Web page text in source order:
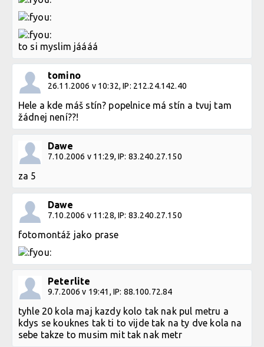
to si myslim jáááá
tomino
26.11.2006 v 10:32, IP: 212.24.142.40
Hele a kde máš stín? popelnice má stín a tvuj tam
žádnej není??!
Dawe
7.10.2006 v 11:29, IP: 83.240.27.150
za 5
Dawe
7.10.2006 v 11:28, IP: 83.240.27.150
fotomontáž jako prase
Peterlite
9.7.2006 v 19:41, IP: 88.100.72.84
tyhle 20 kola maj kazdy kolo tak nak pul metru a
kdys se kouknes tak ti to vijde tak na ty dve kola na
sebe takze to musim mit tak nak metr